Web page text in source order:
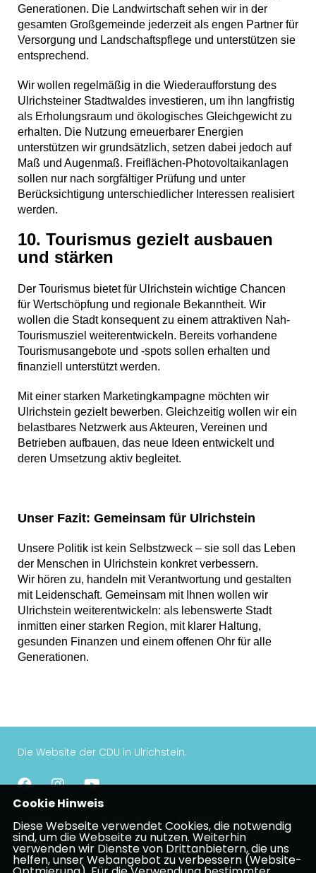
Generationen. Die Landwirtschaft sehen wir in der
gesamten Großgemeinde jederzeit als engen Partner für
Versorgung und Landschaftspflege und unterstützen sie
entsprechend.
Wir wollen regelmäßig in die Wiederaufforstung des
Ulrichsteiner Stadtwaldes investieren, um ihn langfristig
als Erholungsraum und ökologisches Gleichgewicht zu
erhalten. Die Nutzung erneuerbarer Energien
unterstützen wir grundsätzlich, setzen dabei jedoch auf
Maß und Augenmaß. Freiflächen-Photovoltaikanlagen
sollen nur nach sorgfältiger Prüfung und unter
Berücksichtigung unterschiedlicher Interessen realisiert
werden.
10. Tourismus gezielt ausbauen
und stärken
Der Tourismus bietet für Ulrichstein wichtige Chancen
für Wertschöpfung und regionale Bekanntheit. Wir
wollen die Stadt konsequent zu einem attraktiven Nah-
Tourismusziel weiterentwickeln. Bereits vorhandene
Tourismusangebote und -spots sollen erhalten und
finanziell unterstützt werden.
Mit einer starken Marketingkampagne möchten wir
Ulrichstein gezielt bewerben. Gleichzeitig wollen wir ein
belastbares Netzwerk aus Akteuren, Vereinen und
Betrieben aufbauen, das neue Ideen entwickelt und
deren Umsetzung aktiv begleitet.
Unser Fazit: Gemeinsam für Ulrichstein
Unsere Politik ist kein Selbstzweck – sie soll das Leben
der Menschen in Ulrichstein konkret verbessern.
Wir hören zu, handeln mit Verantwortung und gestalten
mit Leidenschaft. Gemeinsam mit Ihnen wollen wir
Ulrichstein weiterentwickeln: als lebenswerte Stadt
inmitten einer starken Region, mit klarer Haltung,
gesunden Finanzen und einem offenen Ohr für alle
Generationen.
Die Website der CDU in Ulrichstein.
Impressum Datenschutz
Kontakt
Mitgliederbereich
CDU Kreisverband Vogelsberg
Cookie Hinweis
Diese Webseite verwendet Cookies, die notwendig
sind, um die Webseite zu nutzen. Weiterhin
verwenden wir Dienste von Drittanbietern, die uns
helfen, unser Webangebot zu verbessern (Website-